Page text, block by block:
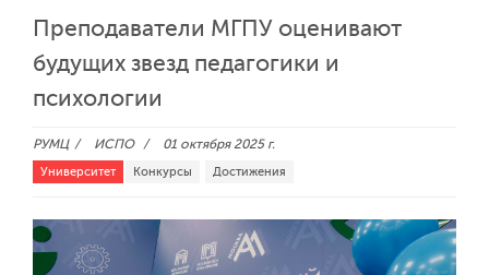
НАУКА
СПОРТ
Преподаватели МГПУ оценивают
будущих звезд педагогики и
психологии
РУМЦ ИСПО 01 октября 2025 г.
Университет Конкурсы Достижения